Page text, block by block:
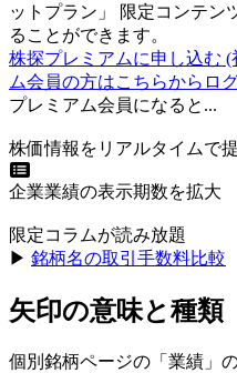
ットプラン 」 限定コンテン
ることができます。
株探プレミアムに申し込む (
ム会員の方はこちらからロ
プレミアム会員になると...
株価情報をリアルタイムで
企業業績の表示期数を拡大
限定コラムが読み放題
▶︎ 銘柄名の取引手数料比較
矢印の意味と種類
個別銘柄ページの「業績」